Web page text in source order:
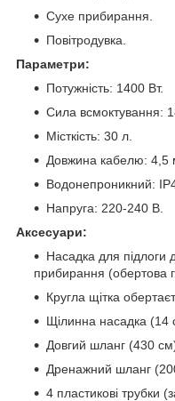
Сухе прибирання.
Повітродувка.
Параметри:
Потужність: 1400 Вт.
Сила всмоктування:
Місткість: 30 л.
Довжина кабелю: 4,5
Водонепроникний:
Напруга: 220-240 В.
Аксесуари:
Насадка для підлоги
прибирання (обертова
Кругла щітка
Щілинна насадка (14
Довгий шланг (430
Дренажний шланг
4 пластикові трубки